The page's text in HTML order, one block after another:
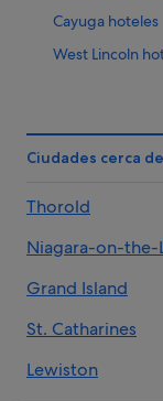
Cayuga hoteles
West Lincoln
Burlington
Sherkston
Apartamentos
Port Colborne
Barrio histórico
Stevensville
Ciudades cerca
Thorold
Niagara-on-the-
Grand Island
St. Catharines
Lewiston